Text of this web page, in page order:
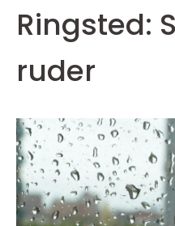
Ringsted:
ruder